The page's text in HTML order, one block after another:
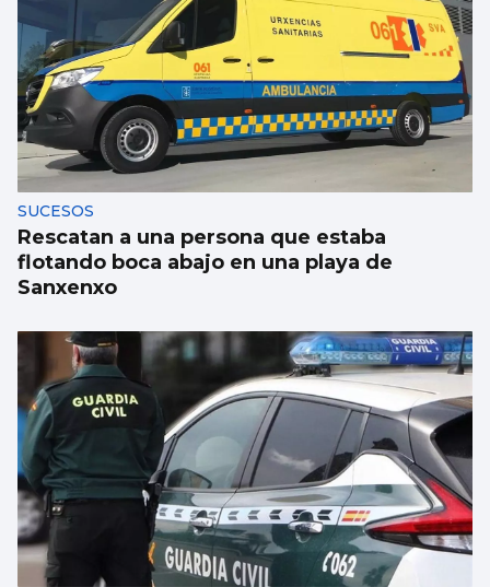
Taparse la boca, amarilla
SUCESOS
Rescatan a una persona que estaba
flotando boca abajo en una playa de
Sanxenxo